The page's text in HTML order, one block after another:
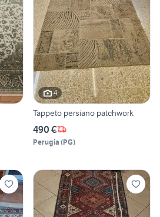
4
Tappeto persiano patchwork
490 €
Perugia (PG)